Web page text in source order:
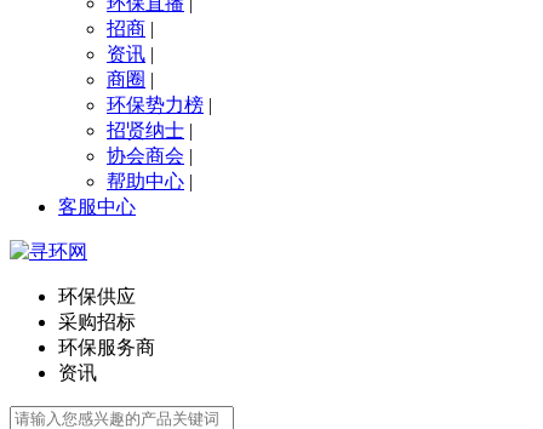
招商 |
资讯 |
商圈 |
环保势力榜 |
招贤纳士 |
协会商会 |
帮助中心 |
客服中心
环保供应
采购招标
环保服务商
资讯